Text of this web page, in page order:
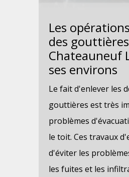
Les
des
Chateauneuf
ses environs
Le fait d'enlever les
gouttières est très
problèmes
le toit. Ces travaux
d'éviter les
les fuites et les